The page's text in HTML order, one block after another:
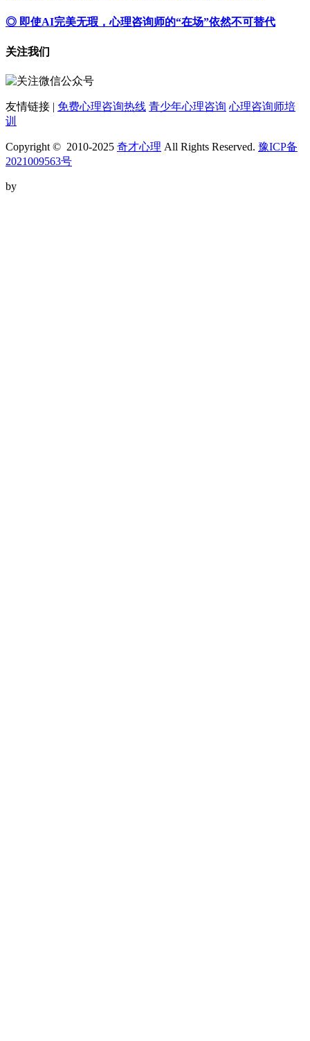
◎ 即使AI完美无瑕，心理咨询师的“在场”依然不可替代
关注我们
友情链接 | 免费心理咨询热线 青少年心理咨询 心理咨询师培
训
Copyright © 2010-2025 奇才心理 All Rights Reserved. 豫ICP备
2021009563号
by